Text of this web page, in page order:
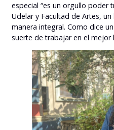
especial “es un orgullo poder
Udelar y Facultad de Artes,
manera integral. Como dice
suerte de trabajar en el mejor